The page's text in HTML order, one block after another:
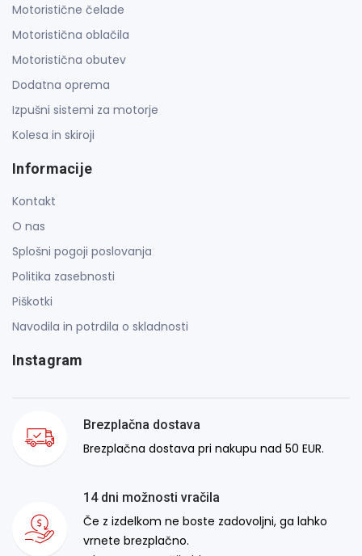
Motoristične čelade
Motoristična oblačila
Motoristična obutev
Dodatna oprema
Izpušni sistemi za motorje
Kolesa in skiroji
Informacije
Kontakt
O nas
Splošni pogoji poslovanja
Politika zasebnosti
Piškotki
Navodila in potrdila o skladnosti
Instagram
Brezplačna dostava
Brezplačna dostava pri nakupu nad 50 EUR.
14 dni možnosti vračila
Če z izdelkom ne boste zadovoljni, ga lahko
vrnete brezplačno.